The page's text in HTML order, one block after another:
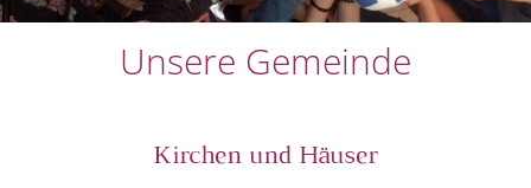
Unsere Gemeinde
Kirchen und Häuser